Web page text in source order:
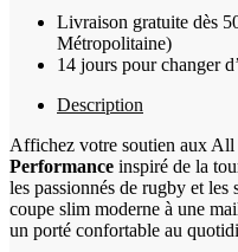
Livraison gratuite dès
Métropolitaine)
14 jours pour changer
Description
Affichez votre soutien aux All
Performance inspiré de la
les passionnés de rugby et les
coupe slim moderne à une
un porté confortable au